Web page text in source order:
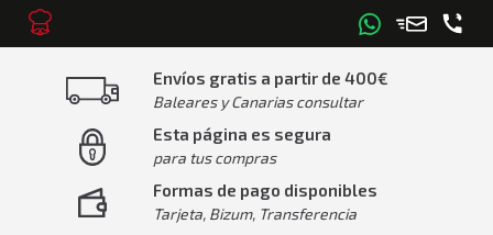
Envíos gratis a partir de 400€
Baleares y Canarias consultar
Esta página es segura
para tus compras
Formas de pago disponibles
Tarjeta, Bizum, Transferencia